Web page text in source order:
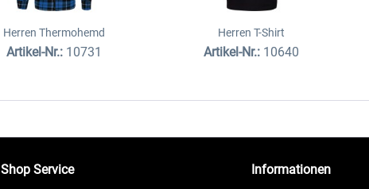
Herren Thermohemd
Artikel-Nr.: 10731
Herren T-Shirt
Artikel-Nr.: 10640
Shop Service Informationen